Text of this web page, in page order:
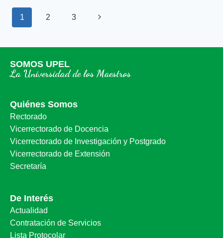
1 2 3
SOMOS UPEL
La Universidad de los Maestros
Quiénes Somos
Rectorado
Vicerrectorado de Docencia
Vicerrectorado de Investigación y Postgrado
Vicerrectorado de Extensión
Secretaría
De Interés
Actualidad
Contratación de Servicios
Lista Protocolar